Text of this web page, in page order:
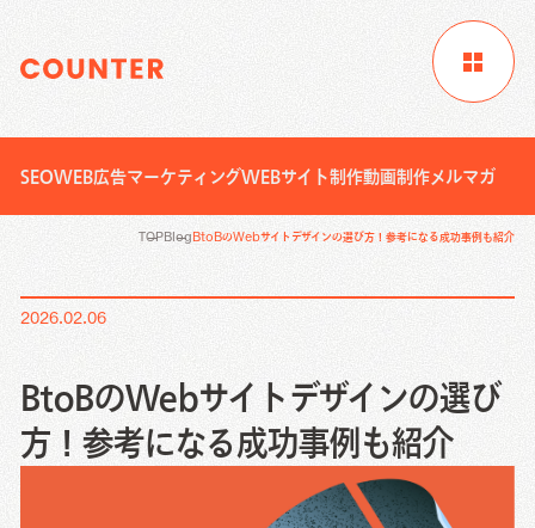
Digital Marketing
Creative Work
サイトTOP 企業情報 制作実績
ニュース
資料請求
Digital Marketing
SEOWEB広告マーケティングWEBサイト制作動画制作メルマガ
TOPBlog BtoBのWebサイトデザインの選び方！参考になる成功事例も紹介
2026.02.06
BtoBのWebサイトデザインの選び
方！参考になる成功事例も紹介